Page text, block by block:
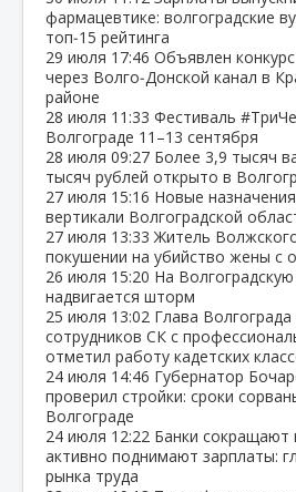
фармацевтике: волгоградские
топ‑15 рейтинга
29 июля 17:46 Объявлен
через Волго‑Донской канал в
районе
28 июля 11:33 Фестиваль
Волгограде 11–13 сентября
28 июля 09:27 Более 3,9 тысяч
тысяч рублей открыто в
27 июля 15:16 Новые
вертикали Волгоградской
27 июля 13:33 Житель
покушении на убийство жены с
26 июля 15:20 На
надвигается шторм
25 июля 13:02 Глава
сотрудников СК с
отметил работу кадетских
24 июля 14:46 Губернатор
проверил стройки: сроки
Волгограде
24 июля 12:22 Банки сокращают
активно поднимают зарплаты:
рынка труда